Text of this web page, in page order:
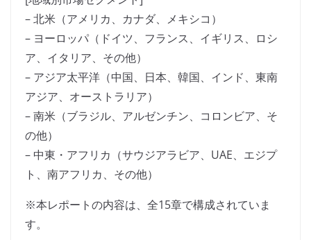
– 北米（アメリカ、カナダ、メキシコ）
– ヨーロッパ（ドイツ、フランス、イギリス、ロシ
ア、イタリア、その他）
– アジア太平洋（中国、日本、韓国、インド、東南
アジア、オーストラリア）
– 南米（ブラジル、アルゼンチン、コロンビア、そ
の他）
– 中東・アフリカ（サウジアラビア、UAE、エジプ
ト、南アフリカ、その他）
※本レポートの内容は、全15章で構成されていま
す。